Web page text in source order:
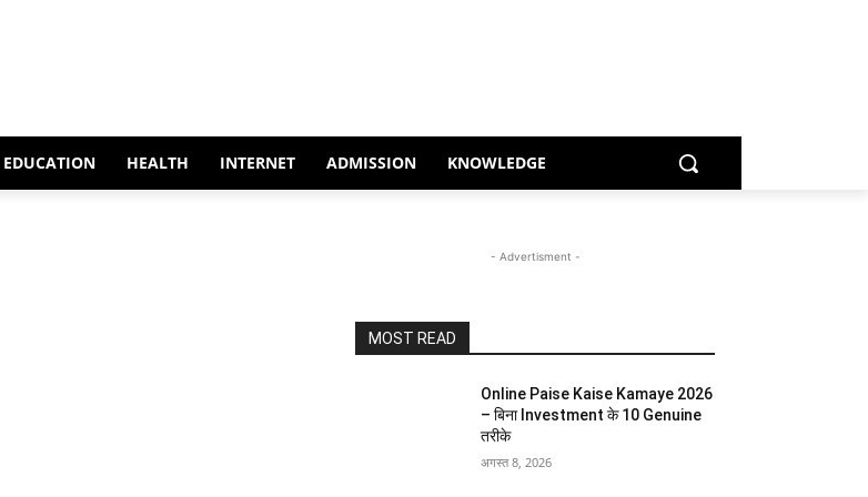
EDUCATION HEALTH INTERNET ADMISSION KNOWLEDGE
- Advertisment -
MOST READ
Online Paise Kaise Kamaye 2026
– बिना Investment के 10 Genuine
तरीके
अगस्त 8, 2026